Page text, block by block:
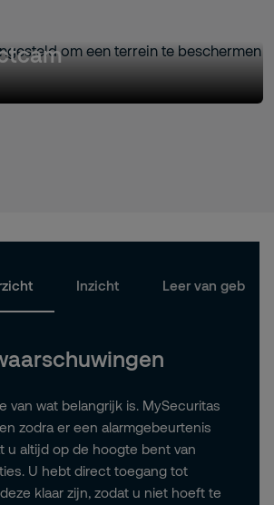
Inzicht Leer van
van wat belangrijk is. MySecuritas
zodra er een alarmgebeurtenis
u altijd op de hoogte bent van
U hebt direct toegang tot
klaar zijn, zodat u niet hoeft te